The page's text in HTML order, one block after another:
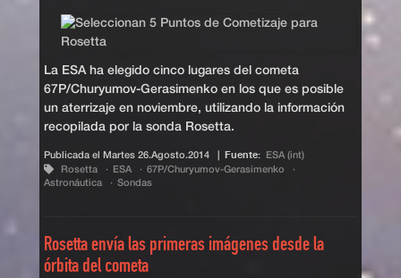
La ESA ha elegido cinco lugares del cometa
67P/Churyumov-Gerasimenko en los que es posible
un aterrizaje en noviembre, utilizando la información
recopilada por la sonda Rosetta.
Publicada el Martes 26.Agosto.2014 Fuente:
ESA (int)
Rosetta
ESA
67P/Churyumov-Gerasimenko
Astronáutica
Sondas
Rosetta envía las primeras imágenes desde la
órbita del cometa